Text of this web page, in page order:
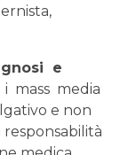
e
mass media
e non